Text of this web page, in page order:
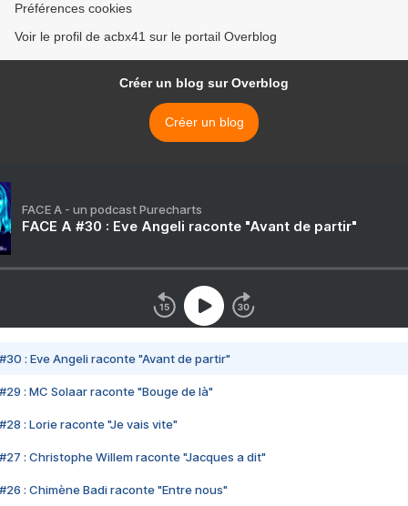
Préférences cookies
Voir le profil de acbx41 sur le portail Overblog
Créer un blog sur Overblog
Créer un blog
FACE A - un podcast Purecharts
FACE A #30 : Eve Angeli raconte "Avant de partir"
#30 : Eve Angeli raconte "Avant de partir"
#29 : MC Solaar raconte "Bouge de là"
#28 : Lorie raconte "Je vais vite"
#27 : Christophe Willem raconte "Jacques a dit"
#26 : Chimène Badi raconte "Entre nous"